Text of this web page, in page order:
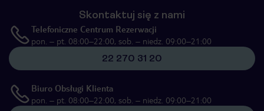
Skontaktuj się z nami
Telefoniczne Centrum Rezerwacji
pon. – pt. 08:00–22:00, sob. – niedz. 09:00–21:00
22 270 31 20
Biuro Obsługi Klienta
pon. – pt. 08:00–22:00, sob. – niedz. 09:00–21:00